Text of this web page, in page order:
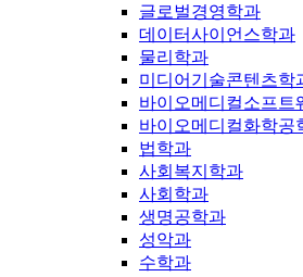
글로벌경영학과
데이터사이언스학과
물리학과
미디어기술콘텐츠학
바이오메디컬소프트
바이오메디컬화학공
법학과
사회복지학과
사회학과
생명공학과
성악과
수학과